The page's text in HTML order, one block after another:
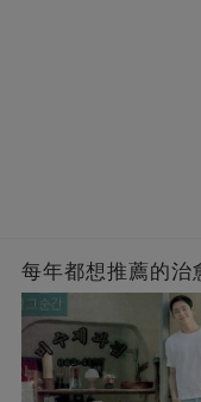
每年都想推薦的治